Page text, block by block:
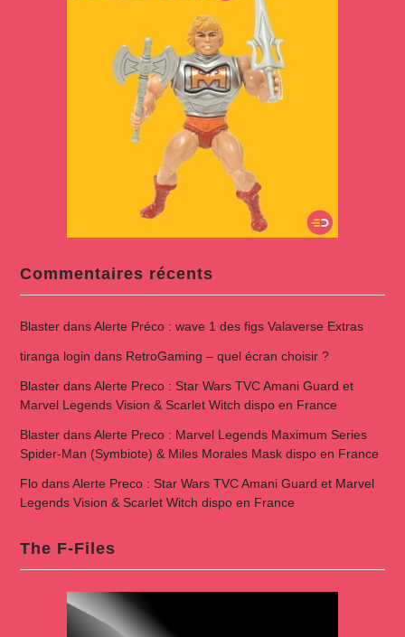
Commentaires récents
BlasterdansAlerte Préco : wave 1 des figs Valaverse Extras
tiranga login dans RetroGaming – quel écran choisir ?
BlasterdansAlerte Preco : Star Wars TVC Amani Guard et
Marvel Legends Vision & Scarlet Witch dispo en France
BlasterdansAlerte Preco : Marvel Legends Maximum Series
Spider-Man (Symbiote) & Miles Morales Mask dispo en France
FlodansAlerte Preco : Star Wars TVC Amani Guard et Marvel
Legends Vision & Scarlet Witch dispo en France
The F-Files